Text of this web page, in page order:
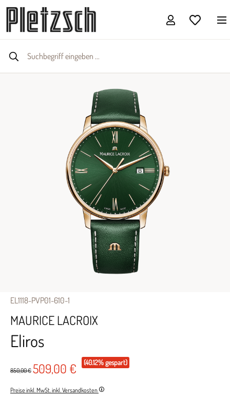
EL1118-PVP01-610-1
MAURICE LACROIX
Eliros
850,00 € 509,00 € (40.12% gespart)
Preise inkl. MwSt. inkl. Versandkosten